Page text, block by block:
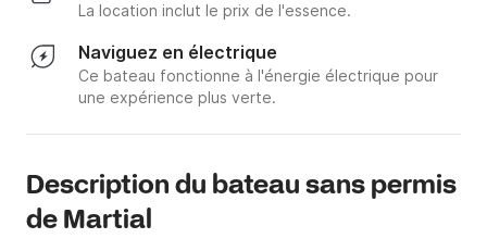
La location inclut le prix de l'essence.
Naviguez en électrique
Ce bateau fonctionne à l'énergie électrique pour
une expérience plus verte.
Description du bateau sans permis
de Martial